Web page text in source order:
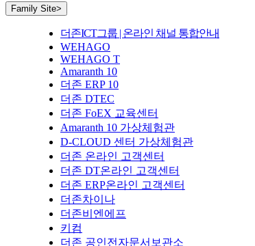
Family Site>
더존ICT그룹 | 온라인 채널 통합안내
WEHAGO
WEHAGO T
Amaranth 10
더존 ERP 10
더존 DTEC
더존 FoEX 교육센터
Amaranth 10 가상체험관
D-CLOUD 센터 가상체험관
더존 온라인 고객센터
더존 DT온라인 고객센터
더존 ERP온라인 고객센터
더존차이나
더존비엔에프
키컴
더존 공인전자문서보관소